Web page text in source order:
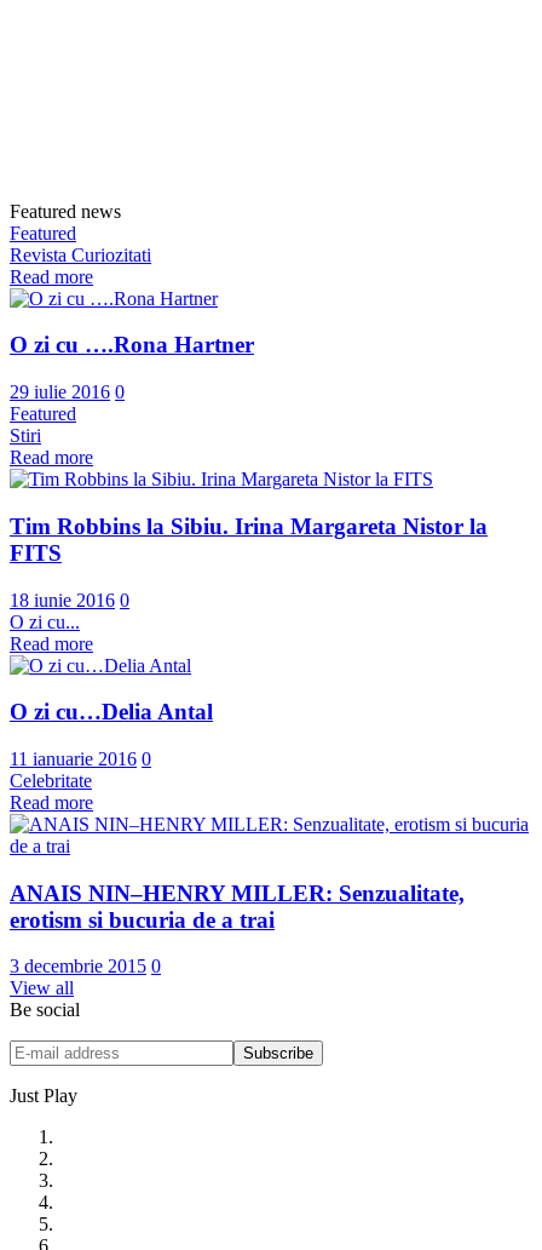
Featured news
Featured
Revista Curiozitati
Read more
O zi cu ….Rona Hartner
29 iulie 2016 0
Featured
Stiri
Read more
Tim Robbins la Sibiu. Irina Margareta Nistor la
FITS
18 iunie 2016 0
O zi cu...
Read more
O zi cu…Delia Antal
11 ianuarie 2016 0
Celebritate
Read more
ANAIS NIN–HENRY MILLER: Senzualitate,
erotism si bucuria de a trai
3 decembrie 2015 0
View all
Be social
Just Play